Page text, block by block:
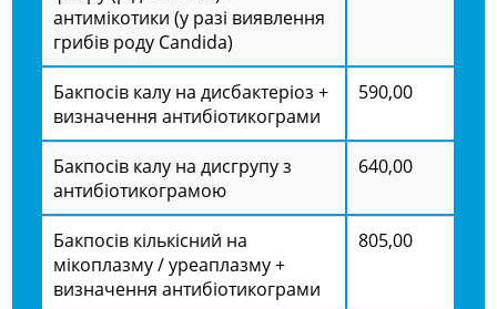
антимікотики (у разі виявлення
грибів роду Candida)
Бакпосів калу на дисбактеріоз +
визначення антибіотикограми
590,00
Бакпосів калу на дисгрупу з
антибіотикограмою
640,00
Бакпосів кількісний на
мікоплазму / уреаплазму +
визначення антибіотикограми
805,00